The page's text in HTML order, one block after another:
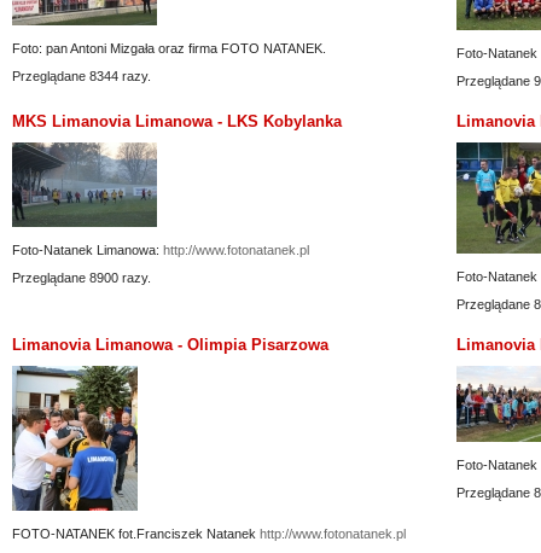
Foto: pan Antoni Mizgała oraz firma FOTO NATANEK.
Przeglądane 8344 razy.
Foto-
Przeglądane
MKS Limanovia Limanowa - LKS Kobylanka
Foto-Natanek Limanowa: http://www.fotonatanek.pl
Przeglądane 8900 razy.
Limanovia
Foto-
Przeglądane
Limanovia Limanowa - Olimpia Pisarzowa
FOTO-NATANEK fot.Franciszek Natanek http://www.fotonatanek.pl
Limanovia
Foto-
Przeglądane